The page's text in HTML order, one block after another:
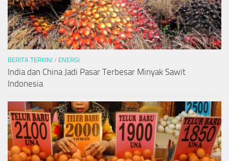
BERITA TERKINI / ENERGI
India dan China Jadi Pasar Terbesar Minyak Sawit
Indonesia